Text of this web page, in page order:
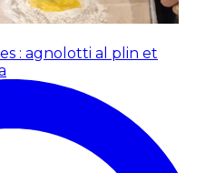
: agnolotti al plin et